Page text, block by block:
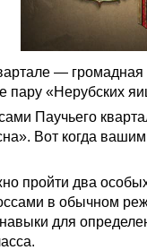
—
пару «Нерубских
Паучьего
Вот когда
пройти два
в обычном
для